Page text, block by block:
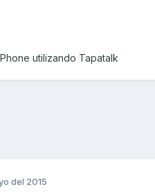
utilizando Tapatalk
del 2015